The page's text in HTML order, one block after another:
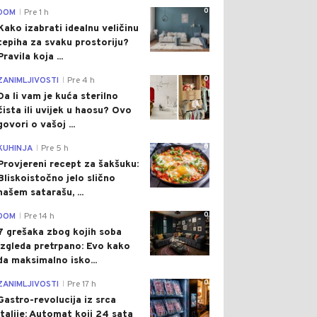
0
Pre 1 h
izabrati idealnu veličinu
za svaku prostoriju?
koja ...
0
Pre 4 h
li vam je kuća sterilno
ili uvijek u haosu? Ovo
o vašoj ...
0
Pre 5 h
recept za šakšuku:
jelo slično
satarašu, ...
0
Pre 14 h
grešaka zbog kojih soba
pretrpano: Evo kako
maksimalno isko...
0
Pre 17 h
revolucija iz srca
Automat koji 24 sata